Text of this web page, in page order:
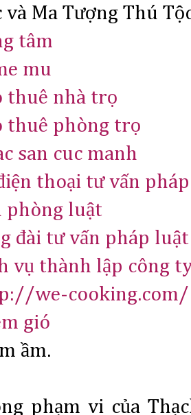
và Ma Tượng Thú
tâm
mu
thuê nhà trọ
thuê phòng trọ
san cuc manh
thoại tư vấn
phòng luật
đài tư vấn pháp luật
vụ thành lập công
we-cooking.com/
gió
ầm.
phạm vi của